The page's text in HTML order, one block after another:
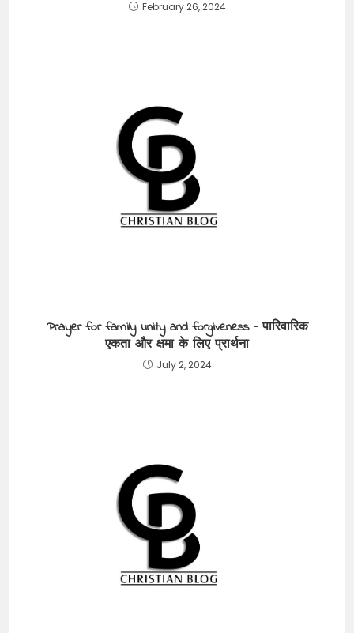
February 26, 2024
Prayer for family unity and forgiveness – पारिवारिक
एकता और क्षमा के लिए प्रार्थना
July 2, 2024